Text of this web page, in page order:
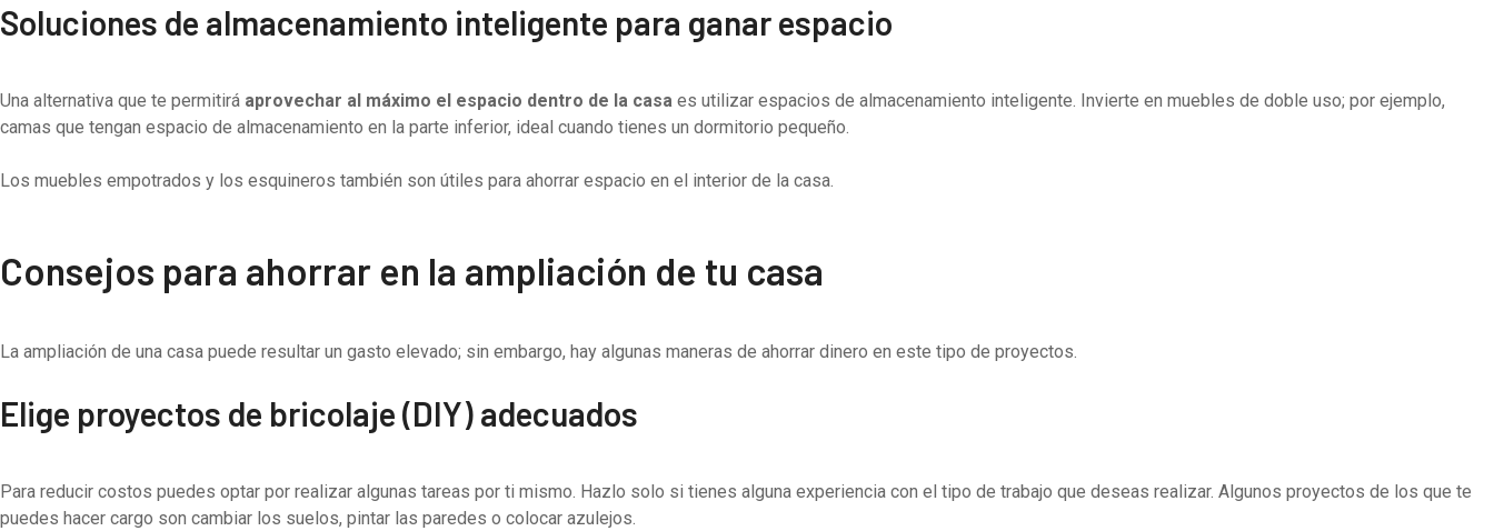
Soluciones de almacenamiento inteligente para ganar espacio
Una alternativa que te permitirá aprovechar al máximo el espacio dentro de la casa es utilizar espacios de almacenamiento inteligente. Invierte en muebles de doble uso; por ejemplo,
camas que tengan espacio de almacenamiento en la parte inferior, ideal cuando tienes un dormitorio pequeño.
Los muebles empotrados y los esquineros también son útiles para ahorrar espacio en el interior de la casa.
Consejos para ahorrar en la ampliación de tu casa
La ampliación de una casa puede resultar un gasto elevado; sin embargo, hay algunas maneras de ahorrar dinero en este tipo de proyectos.
Elige proyectos de bricolaje (DIY) adecuados
Para reducir costos puedes optar por realizar algunas tareas por ti mismo. Hazlo solo si tienes alguna experiencia con el tipo de trabajo que deseas realizar. Algunos proyectos de los que te
puedes hacer cargo son cambiar los suelos, pintar las paredes o colocar azulejos.